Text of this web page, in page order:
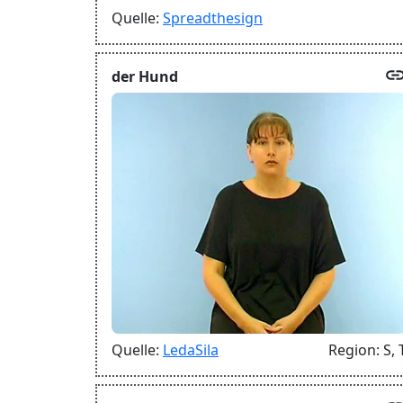
Quelle: Spreadthesign
der Hund
Quelle: LedaSila Region: S,